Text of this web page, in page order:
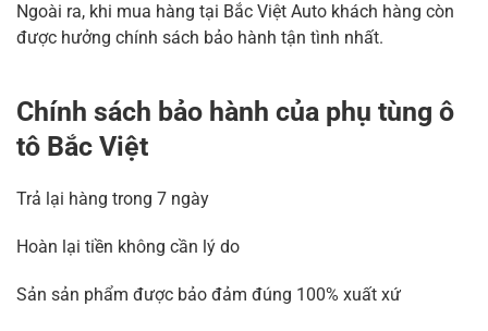
Ngoài ra, khi mua hàng tại Bắc Việt Auto khách hàng còn
được hưởng chính sách bảo hành tận tình nhất.
Chính sách bảo hành của phụ tùng ô
tô Bắc Việt
Trả lại hàng trong 7 ngày
Hoàn lại tiền không cần lý do
Sản sản phẩm được bảo đảm đúng 100% xuất xứ